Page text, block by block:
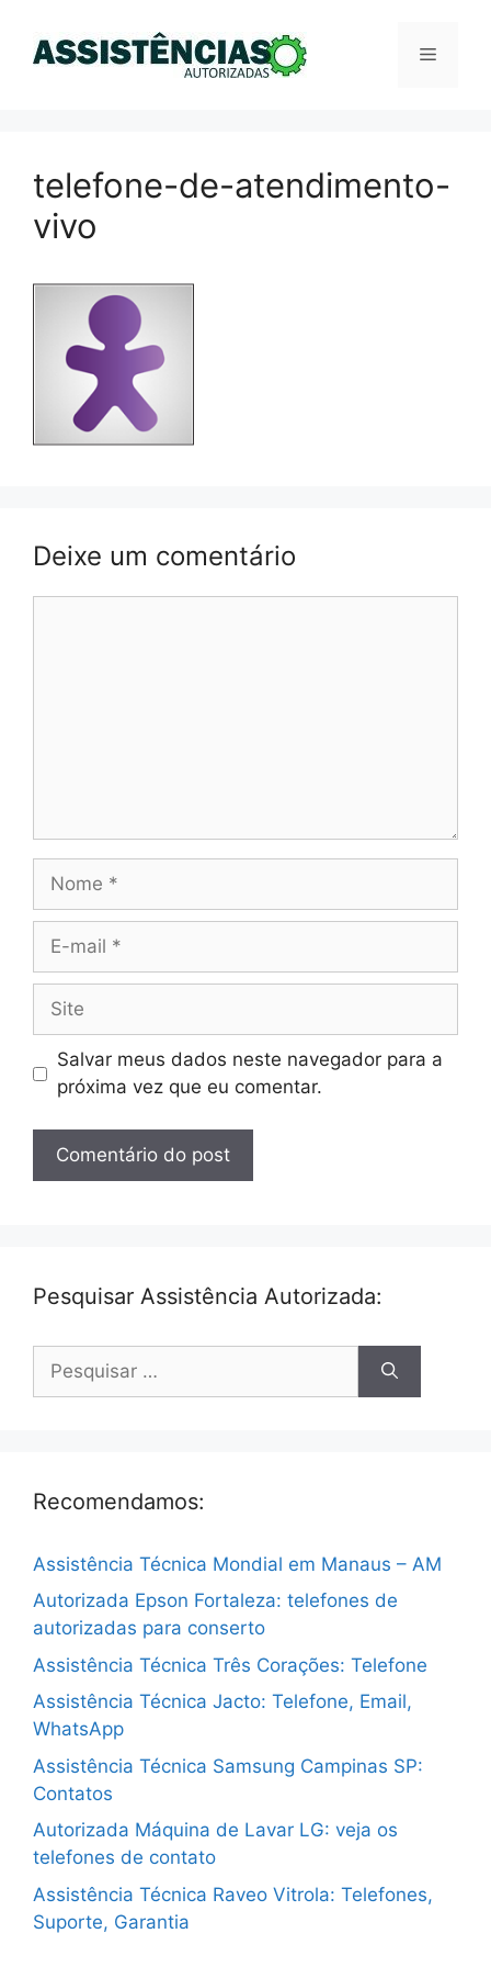
Menu
telefone-de-atendimento-
vivo
Deixe um comentário
Nome
Site
Salvar meus dados neste navegador para a
próxima vez que eu comentar.
Pesquisar Assistência Autorizada:
por:
Recomendamos:
Assistência Técnica Mondial em Manaus – AM
Autorizada Epson Fortaleza: telefones de
autorizadas para conserto
Assistência Técnica Três Corações: Telefone
Assistência Técnica Jacto: Telefone, Email,
WhatsApp
Assistência Técnica Samsung Campinas SP:
Contatos
Autorizada Máquina de Lavar LG: veja os
telefones de contato
Assistência Técnica Raveo Vitrola: Telefones,
Suporte, Garantia